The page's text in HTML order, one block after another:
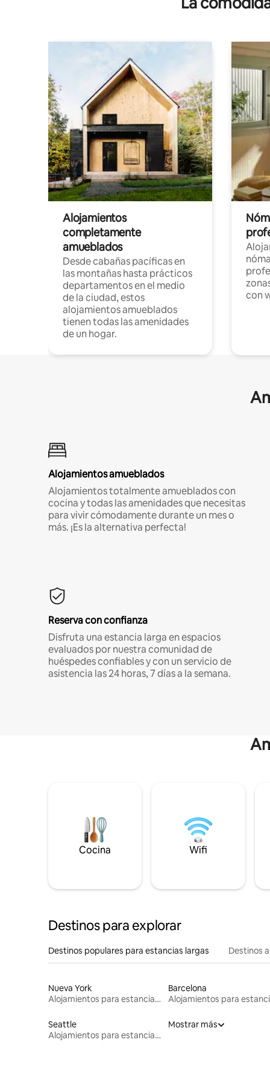
Alojamientos
completamente
amueblados
Desde cabañas pacíficas en
las montañas hasta prácticos
departamentos en el medio
de la ciudad, estos
alojamientos amueblados
tienen todas las amenidades
de un hogar.
con
Alojamientos amueblados
Alojamientos totalmente amueblados con
cocina y todas las amenidades que necesitas
para vivir cómodamente durante un mes o
más. ¡Es la alternativa perfecta!
Reserva con confianza
Disfruta una estancia larga en espacios
evaluados por nuestra comunidad de
huéspedes confiables y con un servicio de
asistencia las 24 horas, 7 días a la semana.
Cocina Wifi
Destinos para explorar
Destinos populares para estancias largas Destinos
Nueva York
Alojamientos para estancias largas
Barcelona
Seattle
Alojamientos para estancias largas
Mostrar más